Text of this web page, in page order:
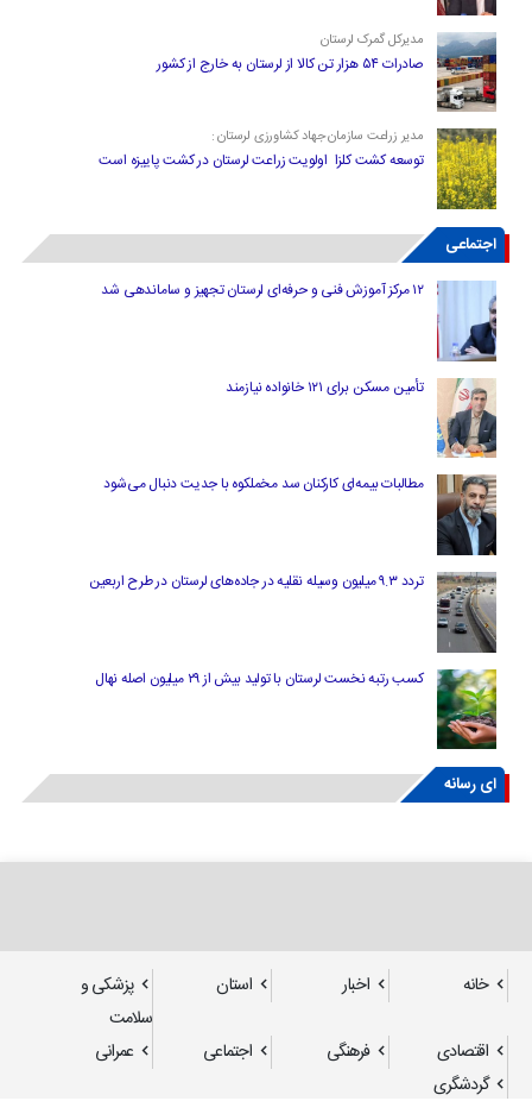
مدیرکل گمرک لرستان
صادرات ۵۴ هزار تن کالا از لرستان به خارج از کشور
مدیر زراعت سازمان جهاد کشاورزی لرستان :
توسعه کشت کلزا اولویت زراعت لرستان در کشت پاییزه است
اجتماعی
۱۲ مرکز آموزش فنی و حرفه‌ای لرستان تجهیز و ساماندهی شد
تأمین مسکن برای ۱۲۱ خانواده نیازمند
مطالبات بیمه‌ای کارکنان سد مخملکوه با جدیت دنبال می‌شود
تردد ۹.۳ میلیون وسیله نقلیه در جاده‌های لرستان در طرح اربعین
کسب رتبه نخست لرستان با تولید بیش از ۲۹ میلیون اصله نهال
ای رسانه
خانه اخبار استان
پزشکی و
سلامت
اقتصادی
فرهنگی اجتماعی
عمرانی
گردشگری